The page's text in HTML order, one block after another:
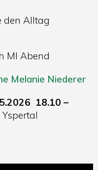
den Alltag
MI Abend
Melanie Niederer
18.10 –